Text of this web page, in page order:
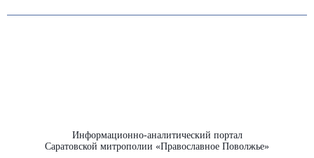
Информационно-аналитический портал
Саратовской митрополии «Православное Поволжье»